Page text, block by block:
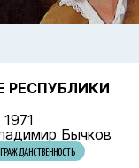
РЕСПУБЛИКИ
Бычков
ГРАЖДАНСТВЕННОСТЬ